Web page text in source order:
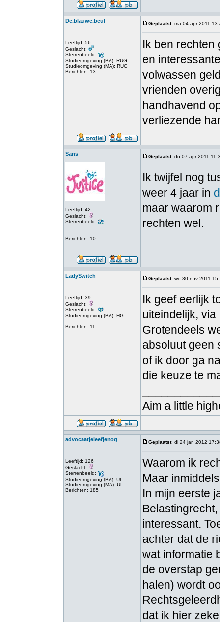
De.blauwe.beul
Leeftijd: 56
Geslacht:
Sterrenbeeld:
Studieomgeving (BA): RUG
Studieomgeving (MA): RUG
Berichten: 13
Geplaatst: ma 04 apr 2011
Ik ben rechten
en
volwassen
vrienden
handhavend
verliezende
Sans
Leeftijd: 42
Geslacht:
Sterrenbeeld:
Berichten: 10
Geplaatst: do 07 apr 2011
Ik twijfel nog
weer 4 jaar in
maar waarom
rechten wel.
LadySwitch
Leeftijd: 39
Geslacht:
Sterrenbeeld:
Studieomgeving (BA): HG
Berichten: 11
Geplaatst: wo 30 nov 2011
Ik geef eerlijk
uiteindelijk,
Grotendeels
absoluut geen
of ik door ga
die keuze te
Aim a little
advocaatjeleefjenog
Leeftijd: 126
Geslacht:
Sterrenbeeld:
Studieomgeving (BA): UL
Studieomgeving (MA): UL
Berichten: 185
Geplaatst: di 24 jan 2012
Waarom ik
Maar
In mijn eerste
interessant.
achter dat de
wat informatie
de overstap
halen) wordt
dat ik hier